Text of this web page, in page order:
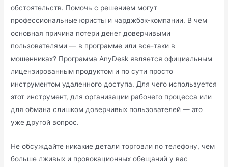
обстоятельств. Помочь с решением могут
профессиональные юристы и чарджбэк-компании. В чем
основная причина потери денег доверчивыми
пользователями — в программе или все-таки в
мошенниках? Программа AnyDesk является официальным
лицензированным продуктом и по сути просто
инструментом удаленного доступа. Для чего используется
этот инструмент, для организации рабочего процесса или
для обмана слишком доверчивых пользователей — это
уже другой вопрос.
Не обсуждайте никакие детали торговли по телефону, чем
больше лживых и провокационных обещаний у вас